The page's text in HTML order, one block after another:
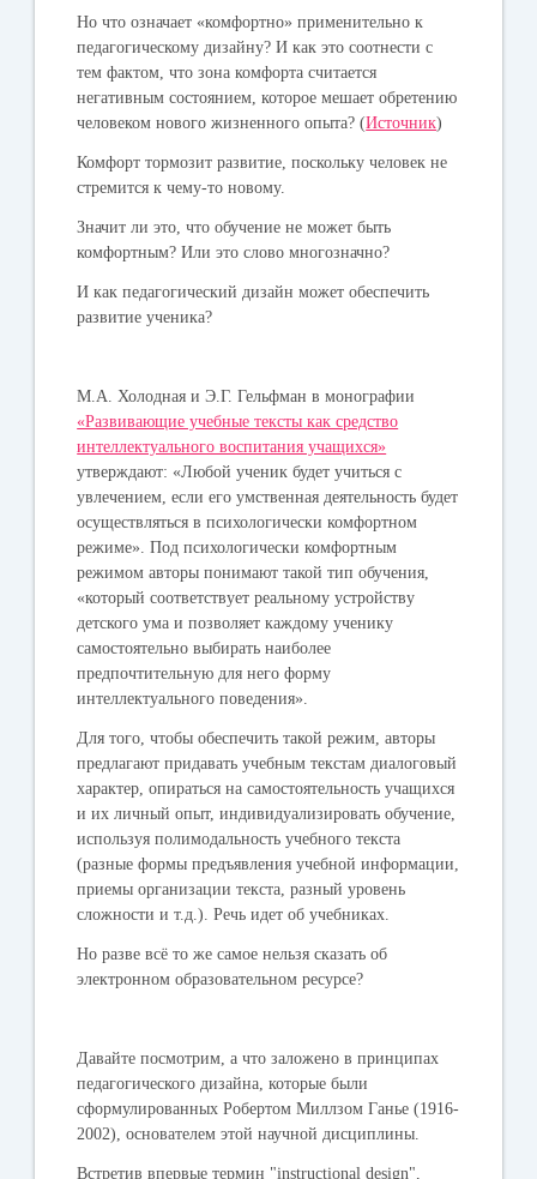
Но что означает «комфортно» применительно к
педагогическому дизайну? И как это соотнести с
тем фактом, что зона комфорта считается
негативным состоянием, которое мешает обретению
человеком нового жизненного опыта? (Источник)
Комфорт тормозит развитие, поскольку человек не
стремится к чему-то новому.
Значит ли это, что обучение не может быть
комфортным? Или это слово многозначно?
И как педагогический дизайн может обеспечить
развитие ученика?
М.А. Холодная и Э.Г. Гельфман в монографии
«Развивающие учебные тексты как средство
интеллектуального воспитания учащихся»
утверждают: «Любой ученик будет учиться с
увлечением, если его умственная деятельность будет
осуществляться в психологически комфортном
режиме». Под психологически комфортным
режимом авторы понимают такой тип обучения,
«который соответствует реальному устройству
детского ума и позволяет каждому ученику
самостоятельно выбирать наиболее
предпочтительную для него форму
интеллектуального поведения».
Для того, чтобы обеспечить такой режим, авторы
предлагают придавать учебным текстам диалоговый
характер, опираться на самостоятельность учащихся
и их личный опыт, индивидуализировать обучение,
используя полимодальность учебного текста
(разные формы предъявления учебной информации,
приемы организации текста, разный уровень
сложности и т.д.). Речь идет об учебниках.
Но разве всё то же самое нельзя сказать об
электронном образовательном ресурсе?
Давайте посмотрим, а что заложено в принципах
педагогического дизайна, которые были
сформулированных Робертом Миллзом Ганье (1916-
2002), основателем этой научной дисциплины.
Встретив впервые термин "instructional design",